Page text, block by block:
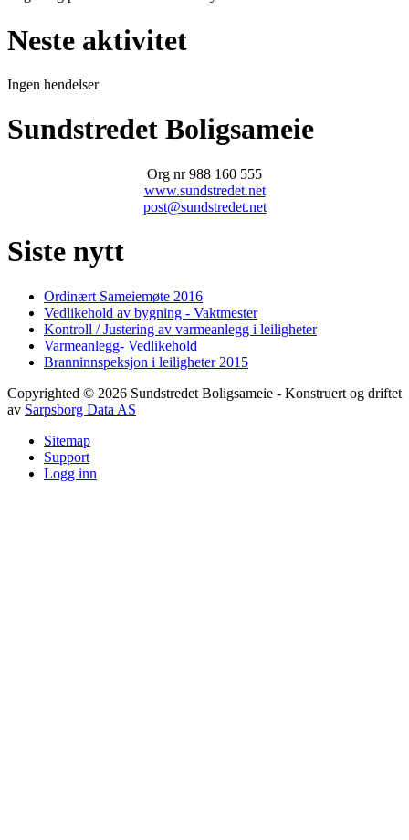
Neste aktivitet
Ingen hendelser
Sundstredet Boligsameie
Org nr 988 160 555
www.sundstredet.net
post@sundstredet.net
Siste nytt
Ordinært Sameiemøte 2016
Vedlikehold av bygning - Vaktmester
Kontroll / Justering av varmeanlegg i leiligheter
Varmeanlegg- Vedlikehold
Branninnspeksjon i leiligheter 2015
Copyrighted © 2026 Sundstredet Boligsameie - Konstruert og driftet
av Sarpsborg Data AS
Sitemap
Support
Logg inn